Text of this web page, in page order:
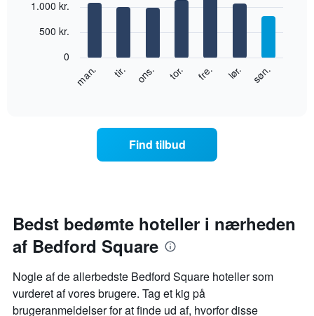
x-
der
måneder.
et
værelse
chart
ugen
Diagrammet
har
x-
akse,
der
graphic.
man. tir. ons. tor. fre. lør. søn.
0
500 kr.
1.000 kr.
Find tilbud
Bedst bedømte hoteller i nærheden
af Bedford Square
Nogle af de allerbedste Bedford Square hoteller som
vurderet af vores brugere. Tag et kig på
brugeranmeldelser for at finde ud af, hvorfor disse